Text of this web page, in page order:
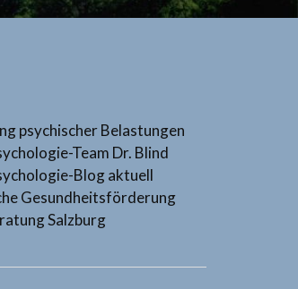
psychischer Belastungen
Team Dr. Blind
Blog aktuell
Gesundheitsförderung
Salzburg